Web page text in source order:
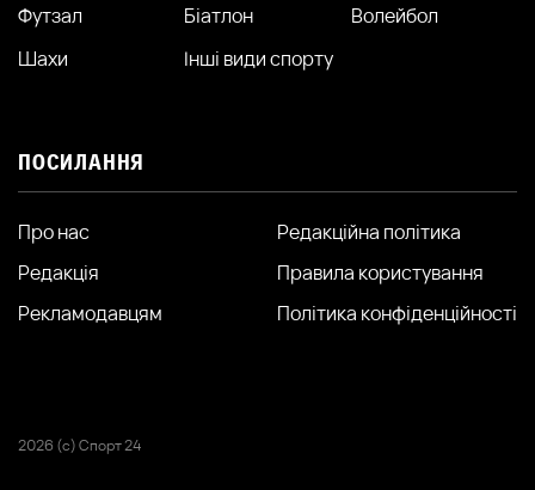
Футзал
Біатлон
Волейбол
Шахи
Інші види спорту
ПОСИЛАННЯ
Про нас
Редакція
Рекламодавцям
Редакційна політика
Правила користування
Політика конфіденційності
2026 (с) Спорт 24